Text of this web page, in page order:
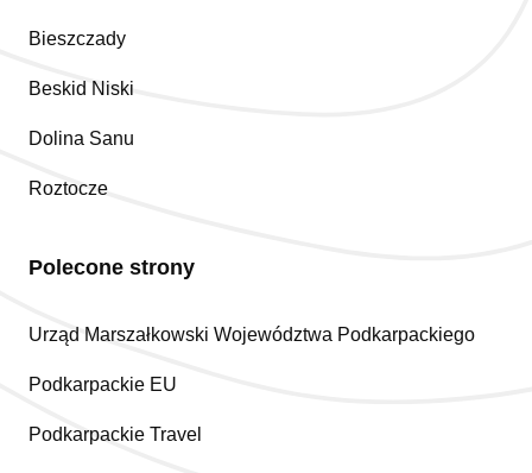
Bieszczady
Beskid Niski
Dolina Sanu
Roztocze
Polecone strony
Urząd Marszałkowski Województwa Podkarpackiego
Podkarpackie EU
Podkarpackie Travel